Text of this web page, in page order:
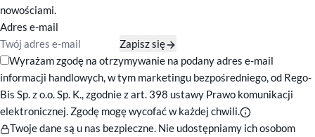
nowościami.
Adres e-mail
Zapisz się
Zgody marketingowe
Wyrażam zgodę na otrzymywanie na podany adres e-mail
informacji handlowych, w tym marketingu bezpośredniego, od Rego-
Bis Sp. z o.o. Sp. K., zgodnie z art. 398 ustawy Prawo komunikacji
elektronicznej. Zgodę mogę wycofać w każdej chwili.
Twoje dane są u nas bezpieczne. Nie udostępniamy ich osobom